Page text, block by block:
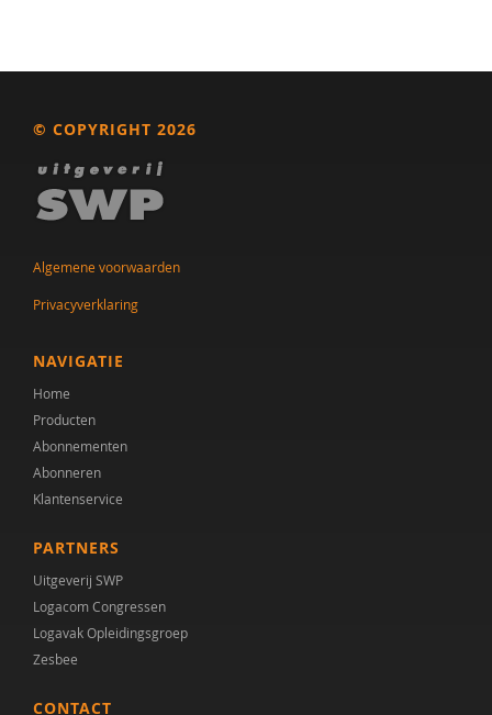
© COPYRIGHT 2026
Algemene voorwaarden
Privacyverklaring
NAVIGATIE
Home
Producten
Abonnementen
Abonneren
Klantenservice
PARTNERS
Uitgeverij SWP
Logacom Congressen
Logavak Opleidingsgroep
Zesbee
CONTACT